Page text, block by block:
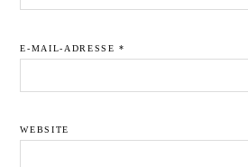
E-MAIL-ADRESSE*
WEBSITE